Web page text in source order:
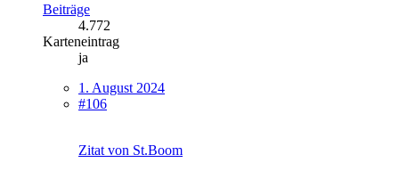
Beiträge
4.772
Karteneintrag
ja
1. August 2024
#106
Zitat von St.Boom